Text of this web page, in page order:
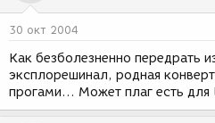
м
д
н
и
я
30 окт 2004
Как безболезненно передрать
эксплорешинал, родная
прогами... Может плаг есть